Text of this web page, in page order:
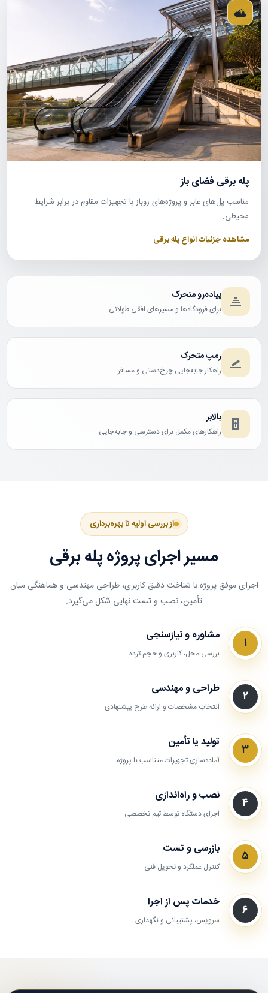
پله برقی فضای باز
مناسب پل‌های عابر و پروژه‌های روباز با تجهیزات مقاوم در برابر شرایط
محیطی.
مشاهده جزئیات انواع پله برقی
پیاده‌رو متحرک
برای فرودگاه‌ها و مسیرهای افقی طولانی
رمپ متحرک
راهکار جابه‌جایی چرخ‌دستی و مسافر
بالابر
راهکارهای مکمل برای دسترسی و جابه‌جایی
از بررسی اولیه تا بهره‌برداری
مسیر اجرای پروژه پله برقی
اجرای موفق پروژه با شناخت دقیق کاربری، طراحی مهندسی و هماهنگی میان
تأمین، نصب و تست نهایی شکل می‌گیرد.
۱ مشاوره و نیازسنجی
بررسی محل، کاربری و حجم تردد
۲ طراحی و مهندسی
انتخاب مشخصات و ارائه طرح پیشنهادی
۳ تولید یا تأمین
آماده‌سازی تجهیزات متناسب با پروژه
۴ نصب و راه‌اندازی
اجرای دستگاه توسط تیم تخصصی
۵ بازرسی و تست
کنترل عملکرد و تحویل فنی
۶ خدمات پس از اجرا
سرویس، پشتیبانی و نگهداری